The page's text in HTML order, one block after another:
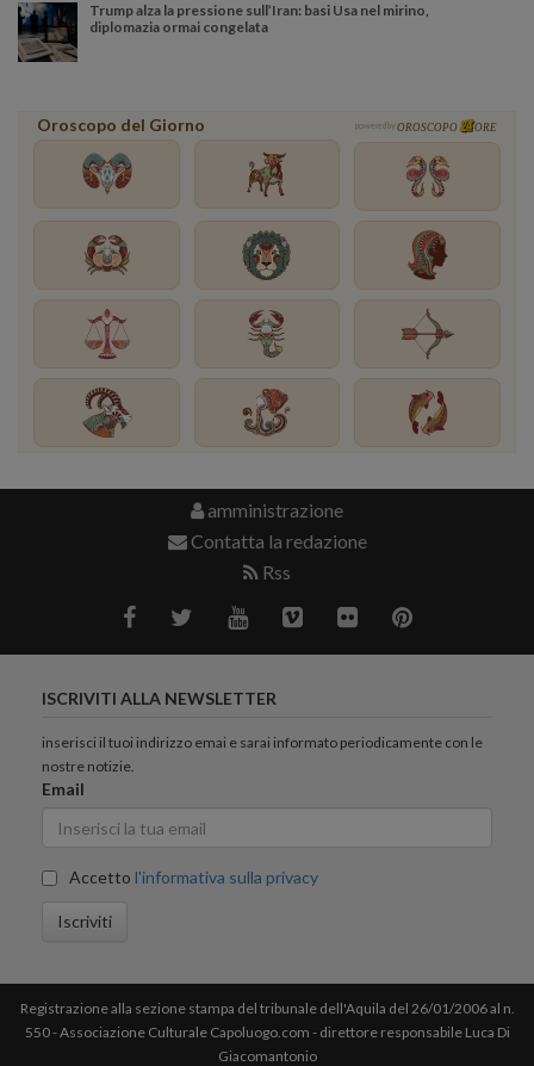
Trump alza la pressione sull’Iran: basi Usa nel mirino,
diplomazia ormai congelata
Oroscopo del Giorno powered by OROSCOPO ORE
amministrazione
Contatta la redazione
Rss
ISCRIVITI ALLA NEWSLETTER
inserisci il tuoi indirizzo emai e sarai informato periodicamente con le
nostre notizie.
Email
Accetto l'informativa sulla privacy
Iscriviti
Registrazione alla sezione stampa del tribunale dell'Aquila del 26/01/2006 al n.
550 - Associazione Culturale Capoluogo.com - direttore responsabile Luca Di
Giacomantonio